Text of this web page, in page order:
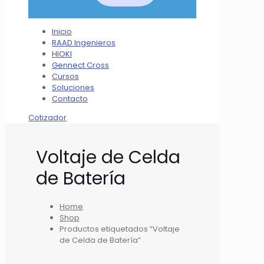
Inicio
RAAD Ingenieros
HIOKI
Gennect Cross
Cursos
Soluciones
Contacto
Cotizador
Voltaje de Celda
de Batería
Home
Shop
Productos etiquetados “Voltaje
de Celda de Batería”